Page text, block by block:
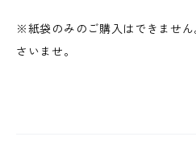
※紙袋のみのご購入はできませ
さいませ。